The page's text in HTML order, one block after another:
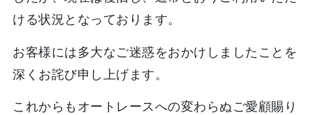
ける状況となっております。
お客様には多大なご迷惑をおかけしましたことを
深くお詫び申し上げます。
これからもオートレースへの変わらぬご愛顧賜り